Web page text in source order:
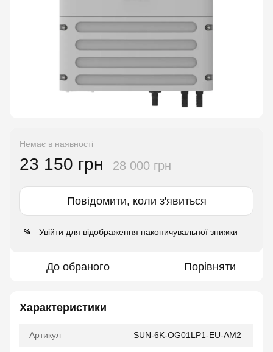
Немає в наявності
23 150 грн 28 000 грн
Повідомити, коли з'явиться
% Увійти для відображення накопичувальної знижки
До обраного Порівняти
Характеристики
Артикул SUN-6K-OG01LP1-EU-AM2